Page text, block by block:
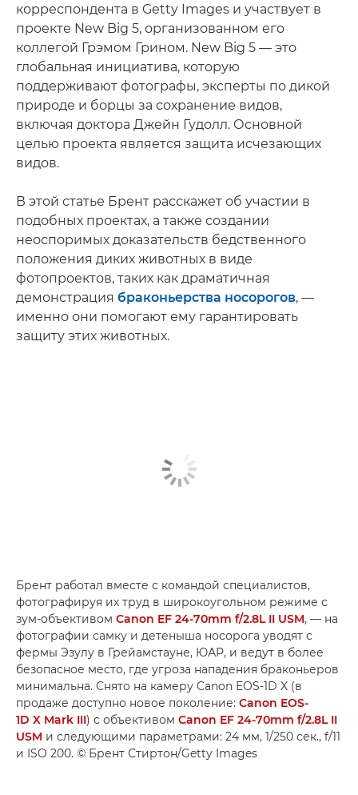
корреспондента в Getty Images и участвует в
проекте New Big 5, организованном его
коллегой Грэмом Грином. New Big 5 — это
глобальная инициатива, которую
поддерживают фотографы, эксперты по дикой
природе и борцы за сохранение видов,
включая доктора Джейн Гудолл. Основной
целью проекта является защита исчезающих
видов.
В этой статье Брент расскажет об участии в
подобных проектах, а также создании
неоспоримых доказательств бедственного
положения диких животных в виде
фотопроектов, таких как драматичная
демонстрация браконьерства носорогов, —
именно они помогают ему гарантировать
защиту этих животных.
Брент работал вместе с командой специалистов,
фотографируя их труд в широкоугольном режиме с
зум-объективом Canon EF 24-70mm f/2.8L II USM, — на
фотографии самку и детеныша носорога уводят с
фермы Эзулу в Грейамстауне, ЮАР, и ведут в более
безопасное место, где угроза нападения браконьеров
минимальна. Снято на камеру Canon EOS-1D X (в
продаже доступно новое поколение: Canon EOS-
1D X Mark III) с объективом Canon EF 24-70mm f/2.8L II
USM и следующими параметрами: 24 мм, 1/250 сек., f/11
и ISO 200. © Брент Стиртон/Getty Images